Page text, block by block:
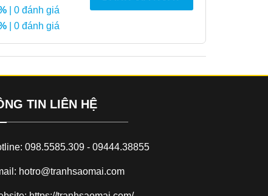
| 0 đánh giá
| 0 đánh giá
TIN LIÊN HỆ
098.5585.309 - 09444.38855
hotro@tranhsaomai.com